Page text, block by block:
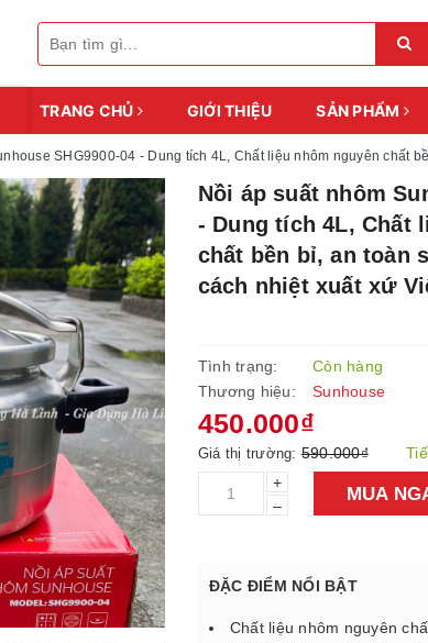
TRANG CHỦ GIỚI THIỆU SẢN PHẨM
SHG9900-04 - Dung tích 4L, Chất liệu nhôm nguyên chất
Nồi áp suất nhôm
- Dung tích 4L, Chất
chất bền bỉ, an toàn
cách nhiệt xuất xứ
Tình trạng:
Còn hàng
Thương hiệu:
Sunhouse
450.000₫
Giá thị trường:590.000₫
+
–
MUA
ĐẶC ĐIỂM NỔI BẬT
Chất liệu nhôm nguyên